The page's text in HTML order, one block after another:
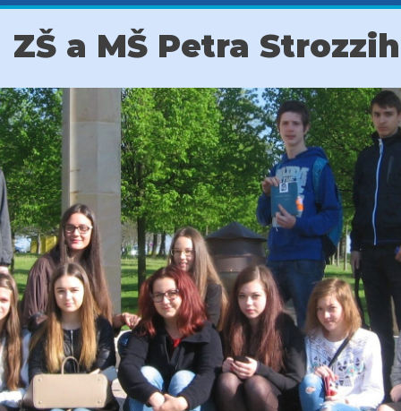
ZŠ a MŠ Petra